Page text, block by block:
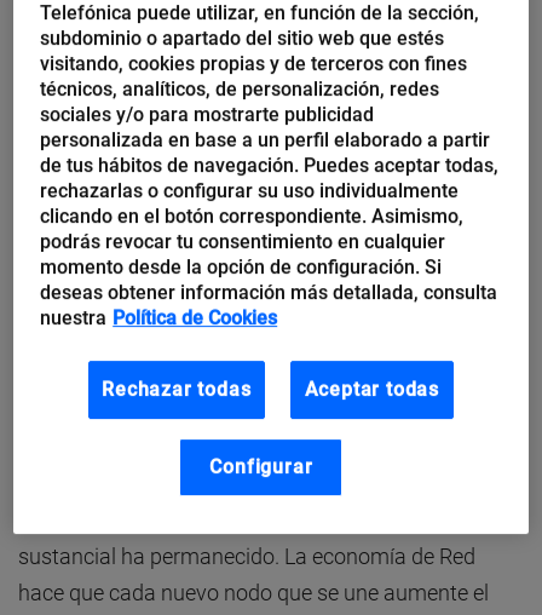
negocio que entonces no funcionaban hoy resultan
perfectamente viables».
Carpintier piensa que Internet será una parte
importante del ecosistema de los modelos de
negocio del siglo XXI. “Necesitamos comunicarnos
cada vez con más velocidad y tomar decisiones con
mayor precisión. Y eso requiere redes muy rápidas y
el acceso a soluciones que no se podían diseñar hace
En 2004 publicó “Los cinco mandamientos
de la empresa en Internet”. ¿Siguen estando
sustancial ha permanecido. La economía de Red
hace que cada nuevo nodo que se une aumente el
Telefónica puede utilizar, en función de la sección,
subdominio o apartado del sitio web que estés
visitando, cookies propias y de terceros con fines
técnicos, analíticos, de personalización, redes
sociales y/o para mostrarte publicidad
personalizada en base a un perfil elaborado a partir
de tus hábitos de navegación. Puedes aceptar todas,
rechazarlas o configurar su uso individualmente
clicando en el botón correspondiente. Asimismo,
podrás revocar tu consentimiento en cualquier
momento desde la opción de configuración. Si
deseas obtener información más detallada, consulta
nuestra Política de Cookies
Rechazar todas Aceptar todas
Configurar